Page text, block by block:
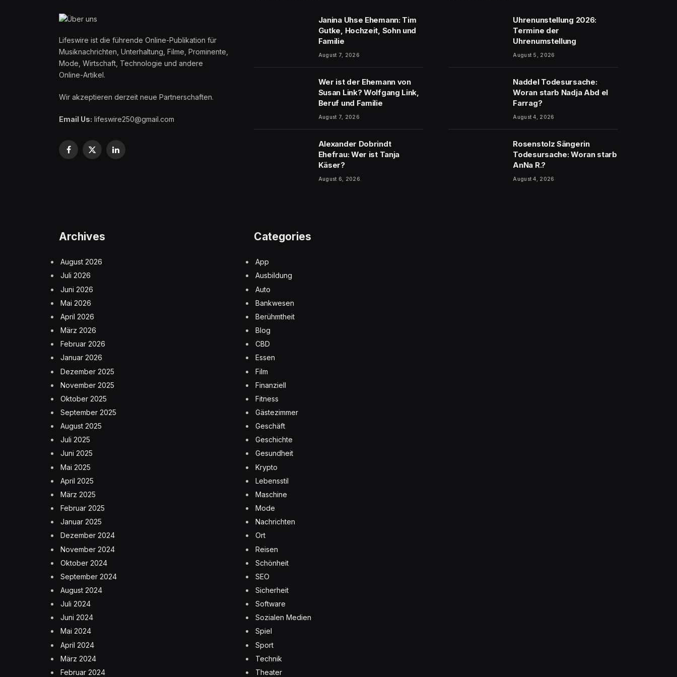
Lifeswire ist die führende Online-Publikation für
Musiknachrichten, Unterhaltung, Filme, Prominente,
Mode, Wirtschaft, Technologie und andere
Online-Artikel.
Wir akzeptieren derzeit neue Partnerschaften.
Email Us: lifeswire250@gmail.com
Facebook
X
LinkedIn
Janina Uhse Ehemann: Tim
Gutke, Hochzeit, Sohn und
Familie
August 7, 2026
Wer ist der Ehemann von
Susan Link? Wolfgang Link,
Beruf und Familie
August 7, 2026
Alexander Dobrindt
Ehefrau: Wer ist Tanja
Käser?
August 6, 2026
Uhrenunstellung 2026:
Termine der
Uhrenumstellung
August 5, 2026
Naddel Todesursache:
Woran starb Nadja Abd el
Farrag?
August 4, 2026
Rosenstolz Sängerin
Todesursache: Woran starb
AnNa R.?
August 4, 2026
Archives
August 2026
Juli 2026
Juni 2026
Mai 2026
April 2026
März 2026
Februar 2026
Januar 2026
Dezember 2025
November 2025
Oktober 2025
September 2025
August 2025
Juli 2025
Juni 2025
Mai 2025
April 2025
März 2025
Februar 2025
Januar 2025
Dezember 2024
November 2024
Oktober 2024
September 2024
August 2024
Juli 2024
Juni 2024
Mai 2024
April 2024
März 2024
Februar 2024
Categories
App
Ausbildung
Auto
Bankwesen
Berühmtheit
Blog
CBD
Essen
Film
Finanziell
Fitness
Gästezimmer
Geschäft
Geschichte
Gesundheit
Krypto
Lebensstil
Maschine
Mode
Nachrichten
Ort
Reisen
Schönheit
SEO
Sicherheit
Software
Sozialen Medien
Spiel
Sport
Technik
Theater